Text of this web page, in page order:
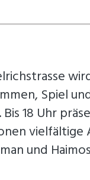
Spiel
18 Uhr
und